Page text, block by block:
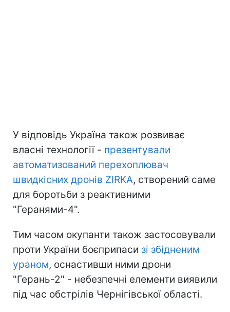
У відповідь Україна також розвиває
власні технології - презентували
автоматизований перехоплювач
швидкісних дронів ZIRKA, створений саме
для боротьби з реактивними
"Геранями-4".
Тим часом окупанти також застосовували
проти України боєприпаси зі збідненим
ураном, оснастивши ними дрони
"Герань-2" - небезпечні елементи виявили
під час обстрілів Чернігівської області.